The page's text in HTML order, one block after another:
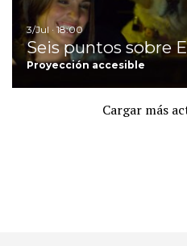
3/Jul · 18:00
Seis puntos sobre
Proyección accesible
Cargar más